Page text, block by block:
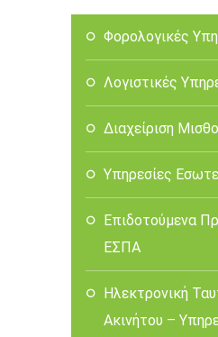
Φορολογικές
Λογιστικές
Διαχείριση
Υπηρεσίες
Επιδοτούμενα Προγράμματα
ΕΣΠΑ
Ηλεκτρονική Ταυτότητα
Ακινήτου –